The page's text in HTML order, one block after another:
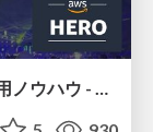
現場で使える AWS DevOps Agent 活用ノウハウ - Release Management 機能の検証結果を添えて / AWS DevOps Agent Release Management and Know-How